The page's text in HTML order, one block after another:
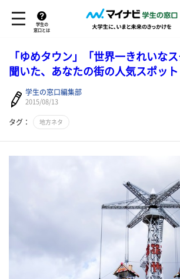
学生の
窓口とは
「ゆめタウン」「世界一きれいな
聞いた、あなたの街の人気スポット
学生の窓口編集部
2015/08/13
タグ： 地方ネタ